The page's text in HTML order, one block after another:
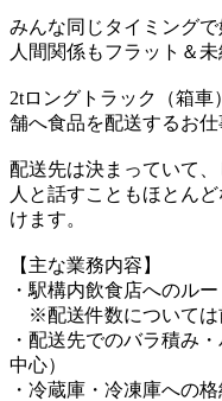
みんな同じタイミングで
人間関係もフラット＆
2tロングトラック（箱
舗へ食品を配送するお仕
配送先は決まっていて、
人と話すこともほとん
けます。
【主な業務内容】
・駅構内飲食店へのル
※配送件数については
・配送先でのバラ積み
中心）
・冷蔵庫・冷凍庫への